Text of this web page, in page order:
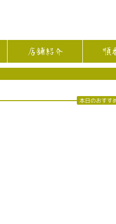
店舗紹介 順
本日のおすす